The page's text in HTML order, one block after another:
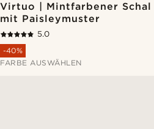
Virtuo | Mintfarbener Schal
mit Paisleymuster
5.0
-40%
FARBE AUSWÄHLEN